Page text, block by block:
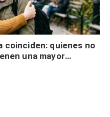
coinciden: quienes no
una mayor
físicos y no es por